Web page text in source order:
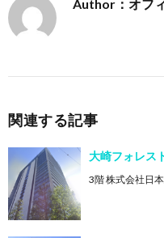
Author：オフ
関連する記事
大崎フォレス
3階 株式会社日